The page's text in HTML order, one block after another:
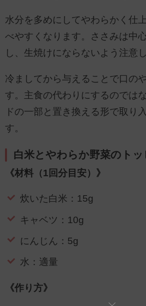
水分を多めにしてやわらかく仕
べやすくなります。ささみは中
し、生焼けにならないよう注意
冷ましてから与えることで口の
す。主食の代わりにするのでは
ドの一部と置き換える形で取り
す。
白米とやわらか野菜のト
《材料（1回分目安）》
炊いた白米：15g
キャベツ：10g
にんじん：5g
水：適量
《作り方》